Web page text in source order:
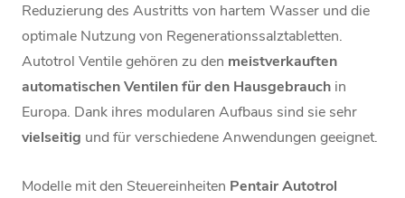
Reduzierung des Austritts von hartem Wasser und die
optimale Nutzung von Regenerationssalztabletten.
Autotrol Ventile gehören zu den meistverkauften
automatischen Ventilen für den Hausgebrauch in
Europa. Dank ihres modularen Aufbaus sind sie sehr
vielseitig und für verschiedene Anwendungen geeignet.
Modelle mit den Steuereinheiten Pentair Autotrol